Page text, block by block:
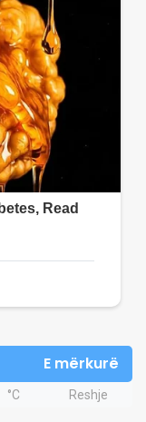
E mërkurë
°C Reshje